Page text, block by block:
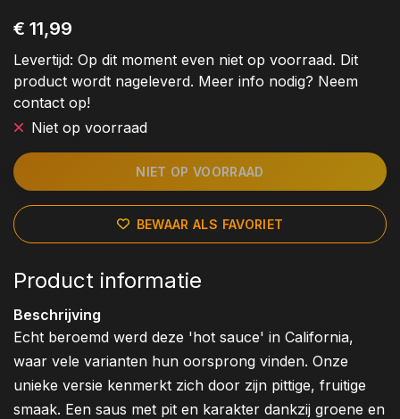
€ 11,99
Levertijd: Op dit moment even niet op voorraad. Dit
product wordt nageleverd. Meer info nodig? Neem
contact op!
Niet op voorraad
NIET OP VOORRAAD
BEWAAR ALS FAVORIET
Product informatie
Beschrijving
Echt beroemd werd deze 'hot sauce' in California,
waar vele varianten hun oorsprong vinden. Onze
unieke versie kenmerkt zich door zijn pittige, fruitige
smaak. Een saus met pit en karakter dankzij groene en